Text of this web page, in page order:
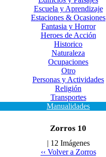
Escuela y Aprendizaje
Estaciones & Ocasiones
Fantasia y Horror
Heroes de Acción
Historico
Naturaleza
Ocupaciones
Otro
Personas y Actividades
Religión
Transportes
Manualidades
Zorros 10
| 12 Imágenes
‹‹ Volver a Zorros